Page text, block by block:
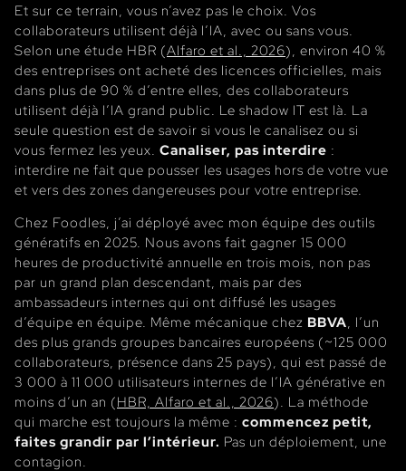
Et sur ce terrain, vous n’avez pas le choix. Vos
collaborateurs utilisent déjà l’IA, avec ou sans vous.
Selon une étude HBR (Alfaro et al., 2026), environ 40 %
des entreprises ont acheté des licences officielles, mais
dans plus de 90 % d’entre elles, des collaborateurs
utilisent déjà l’IA grand public. Le shadow IT est là. La
seule question est de savoir si vous le canalisez ou si
vous fermez les yeux. Canaliser, pas interdire :
interdire ne fait que pousser les usages hors de votre vue
et vers des zones dangereuses pour votre entreprise.
Chez Foodles, j’ai déployé avec mon équipe des outils
génératifs en 2025. Nous avons fait gagner 15 000
heures de productivité annuelle en trois mois, non pas
par un grand plan descendant, mais par des
ambassadeurs internes qui ont diffusé les usages
d’équipe en équipe. Même mécanique chez BBVA, l’un
des plus grands groupes bancaires européens (~125 000
collaborateurs, présence dans 25 pays), qui est passé de
3 000 à 11 000 utilisateurs internes de l’IA générative en
moins d’un an (HBR, Alfaro et al., 2026). La méthode
qui marche est toujours la même : commencez petit,
faites grandir par l’intérieur. Pas un déploiement, une
contagion.